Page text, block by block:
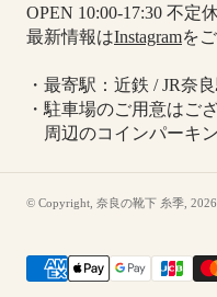
OPEN 10:00-17:30 不定
最新情報はInstagramを
・最寄駅：近鉄 / JR奈
・駐車場のご用意はご
周辺のコインパーキ
© Copyright, 奈良の靴下 糸季 2026